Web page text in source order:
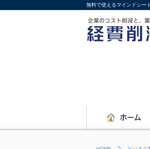
無料で使えるマインドシー